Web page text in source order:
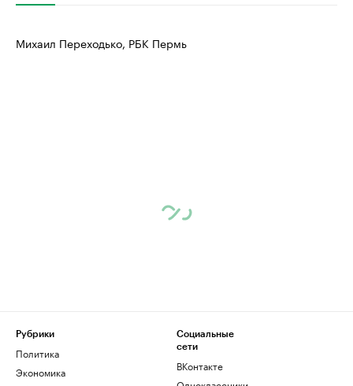
Михаил Переходько, РБК Пермь
Рубрики
Политика
Экономика
Социальные
сети
ВКонтакте